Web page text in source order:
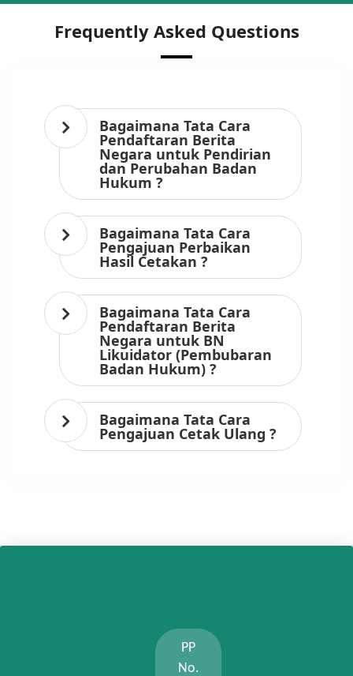
Frequently Asked Questions
Bagaimana Tata Cara
Pendaftaran Berita
Negara untuk Pendirian
dan Perubahan Badan
Hukum ?
Bagaimana Tata Cara
Pengajuan Perbaikan
Hasil Cetakan ?
Bagaimana Tata Cara
Pendaftaran Berita
Negara untuk BN
Likuidator (Pembubaran
Badan Hukum) ?
Bagaimana Tata Cara
Pengajuan Cetak Ulang ?
PP
No.